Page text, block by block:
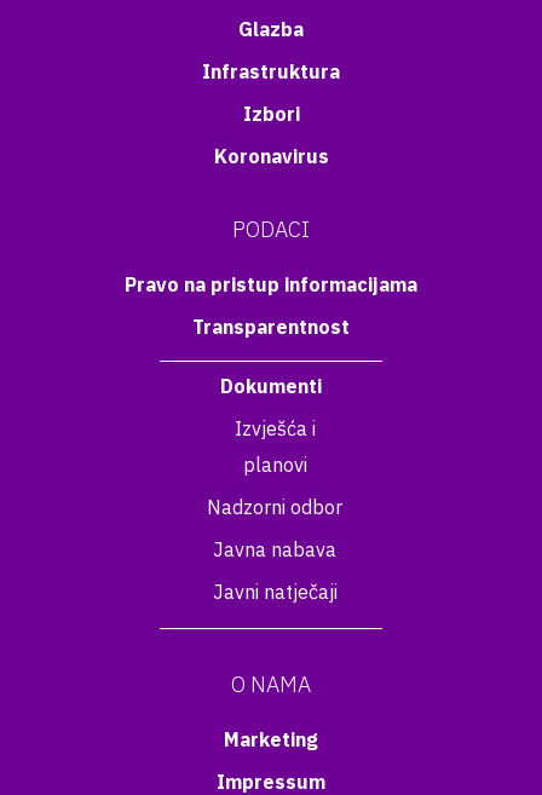
Glazba
Infrastruktura
Izbori
Koronavirus
PODACI
Pravo na pristup informacijama
Transparentnost
Dokumenti
Izvješća i
planovi
Nadzorni odbor
Javna nabava
Javni natječaji
O NAMA
Marketing
Impressum